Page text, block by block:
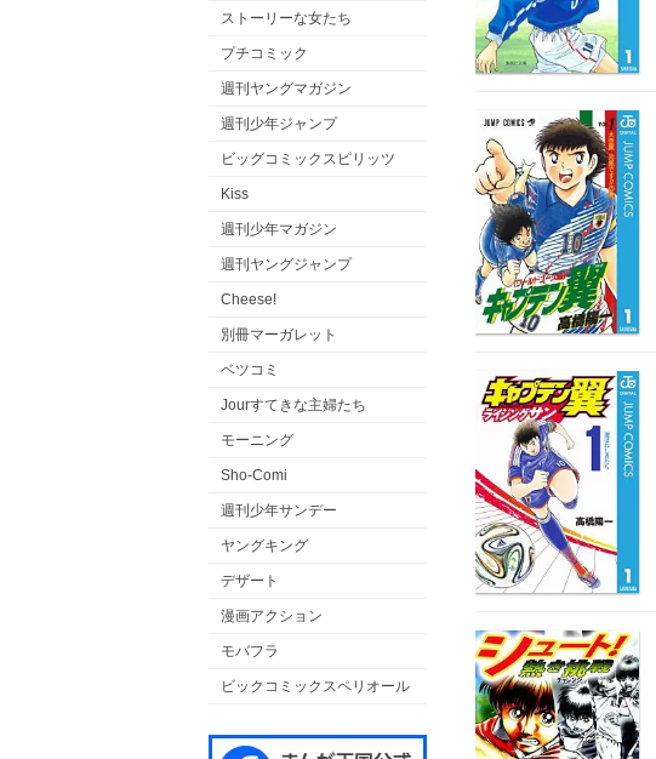
ストーリーな女たち
プチコミック
週刊ヤングマガジン
週刊少年ジャンプ
ビッグコミックスピリッツ
Kiss
週刊少年マガジン
週刊ヤングジャンプ
Cheese!
別冊マーガレット
ベツコミ
Jourすてきな主婦たち
モーニング
Sho-Comi
週刊少年サンデー
ヤングキング
デザート
漫画アクション
モバフラ
ビックコミックスペリオール